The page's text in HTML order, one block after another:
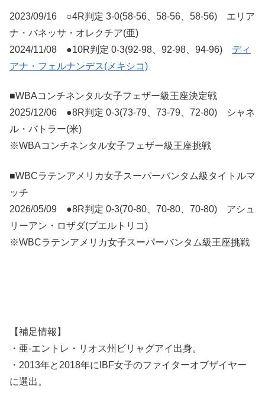
2023/09/16 ○4R判定 3-0(58-56、58-56、58-56) エリア
ナ・バネッサ・オレクチア(亜)
2024/11/08 ●10R判定 0-3(92-98、92-98、94-96) ディ
アナ・フェルナンデス(メキシコ)
■WBAコンチネンタル女子フェザー級王座決定戦
2025/12/06 ●8R判定 0-3(73-79、73-79、72-80) シャネ
ル・バトラー(米)
※WBAコンチネンタル女子フェザー級王座挑戦
■WBCラテンアメリカ女子スーパーバンタム級タイトルマ
ッチ
2026/05/09 ●8R判定 0-3(70-80、70-80、70-80) アシュ
リーアン・ロザダ(プエルトリコ)
※WBCラテンアメリカ女子スーパーバンタム級王座挑戦
【補足情報】
・亜-エントレ・リオス州ビリャグアイ出身。
・2013年と2018年にIBF女子のファイターオブザイヤー
に選出。